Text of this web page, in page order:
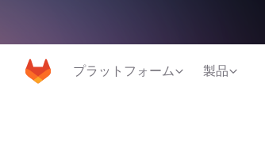
プラットフォーム 製品